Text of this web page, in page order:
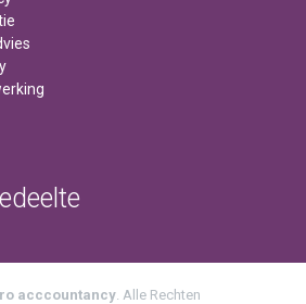
acccountancy. Alle Rechten